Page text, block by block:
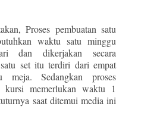
Proses pembuatan satu
waktu satu minggu
dan dikerjakan secara
set itu terdiri dari empat
meja. Sedangkan proses
kursi memerlukan waktu 1
saat ditemui media ini